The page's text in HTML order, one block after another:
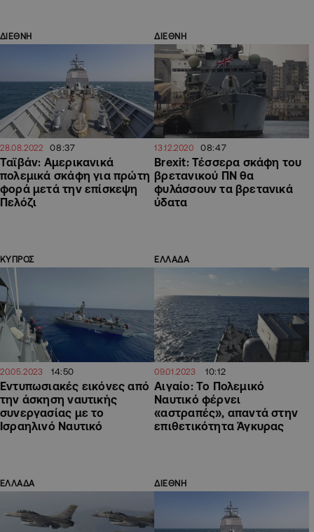
ΔΙΕΘΝΗ
28.08.2022 08:37
Ταϊβάν: Αμερικανικά
πολεμικά σκάφη για πρώτη
φορά μετά την επίσκεψη
Πελόζι
ΔΙΕΘΝΗ
13.12.2020 08:47
Brexit: Τέσσερα σκάφη του
βρετανικού ΠΝ θα
φυλάσσουν τα βρετανικά
ύδατα
ΚΥΠΡΟΣ
20.05.2023 14:50
Εντυπωσιακές εικόνες από
την άσκηση ναυτικής
συνεργασίας με το
Ισραηλινό Ναυτικό
ΕΛΛΑΔΑ
09.01.2023 10:12
Αιγαίο: Το Πολεμικό
Ναυτικό φέρνει
«αστραπές», απαντά στην
επιθετικότητα Άγκυρας
ΕΛΛΑΔΑ ΔΙΕΘΝΗ